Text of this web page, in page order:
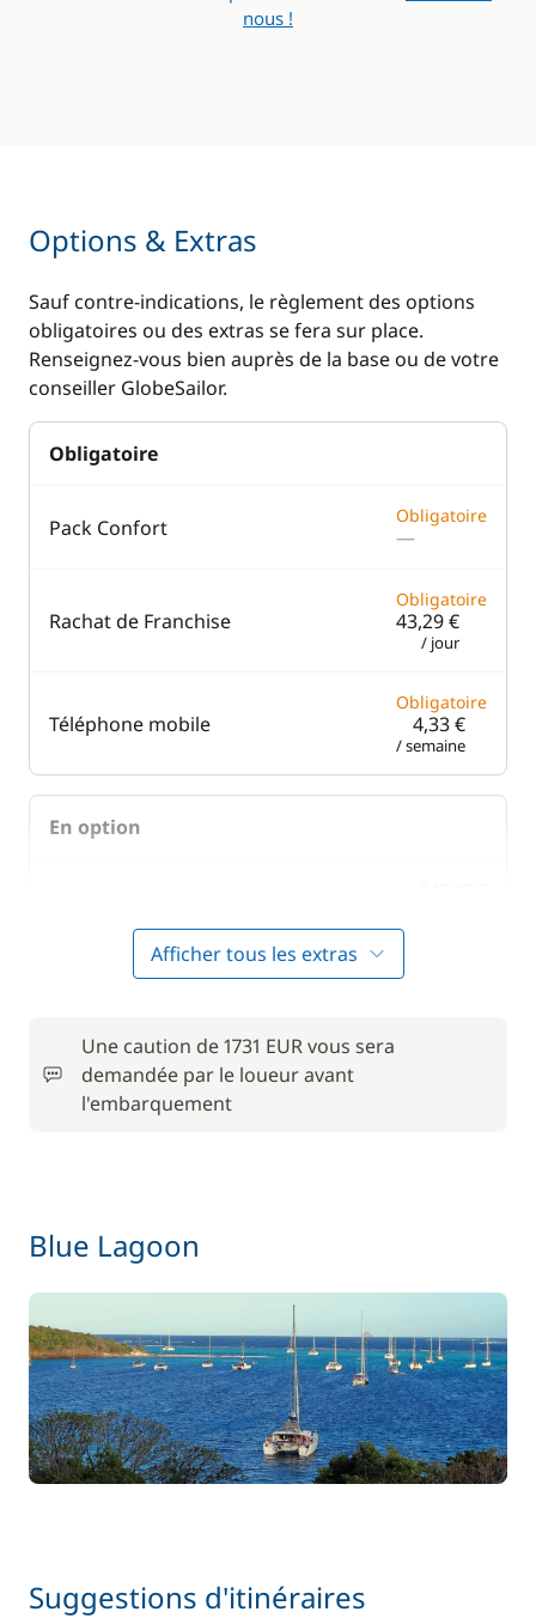
nous !
Options & Extras
Sauf contre-indications, le règlement des options
obligatoires ou des extras se fera sur place.
Renseignez-vous bien auprès de la base ou de votre
conseiller GlobeSailor.
Obligatoire
Pack Confort Obligatoire
—
Rachat de Franchise
Obligatoire
43,29 €
/ jour
Téléphone mobile
Obligatoire
4,33 €
/ semaine
En option
Paddle
Afficher tous les extras
Une caution de 1731 EUR vous sera
demandée par le loueur avant
l'embarquement
Blue Lagoon
Suggestions d'itinéraires